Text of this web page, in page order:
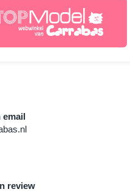
email
review